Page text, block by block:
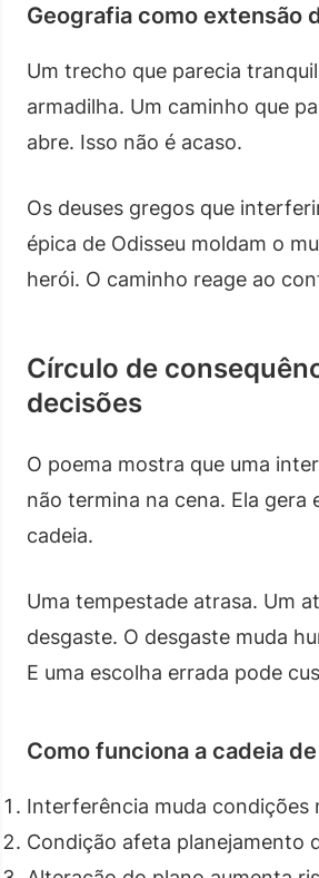
Geografia como extensão
Um trecho que parecia
armadilha. Um caminho que
abre. Isso não é acaso.
Os deuses gregos que
épica de Odisseu moldam o
herói. O caminho reage ao
Círculo de
decisões
O poema mostra que uma
não termina na cena. Ela gera
cadeia.
Uma tempestade atrasa. Um
desgaste. O desgaste muda
E uma escolha errada pode
Como funciona a cadeia
Interferência muda condições
Condição afeta planejamento